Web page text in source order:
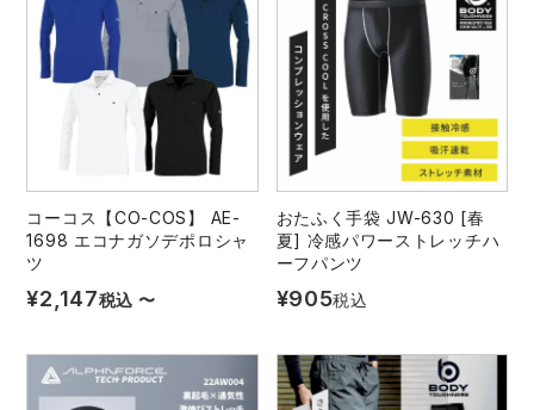
コーコス【CO-COS】 AE-
1698 エコナガソデポロシャ
ツ
¥2,147税込 〜
おたふく手袋 JW-630 [春
夏] 冷感パワーストレッチハ
ーフパンツ
¥905税込